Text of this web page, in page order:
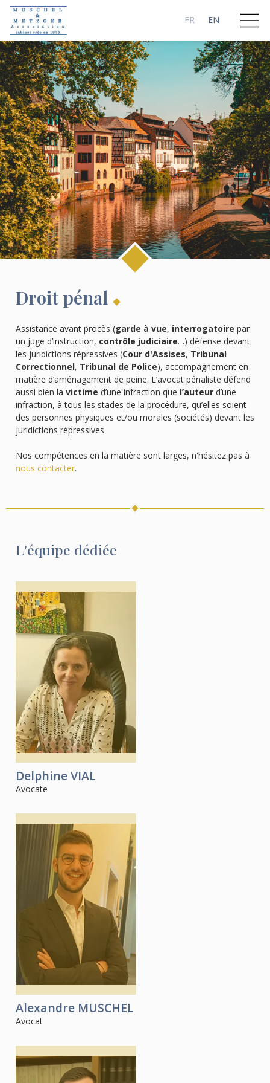
Droit pénal
Assistance avant procès (garde à vue, interrogatoire par
un juge d’instruction, contrôle judiciaire…) défense devant
les juridictions répressives (Cour d'Assises, Tribunal
Correctionnel, Tribunal de Police), accompagnement en
matière d’aménagement de peine. L’avocat pénaliste défend
aussi bien la victime d’une infraction que l’auteur d’une
infraction, à tous les stades de la procédure, qu’elles soient
des personnes physiques et/ou morales (sociétés) devant les
juridictions répressives
Nos compétences en la matière sont larges, n'hésitez pas à
nous contacter.
L'équipe dédiée
DelphineVIAL
Avocate
Alexandre MUSCHEL
Avocat
FR EN